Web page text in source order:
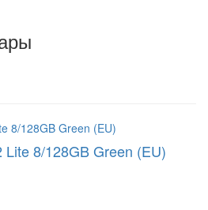
8/128GB Green (EU)